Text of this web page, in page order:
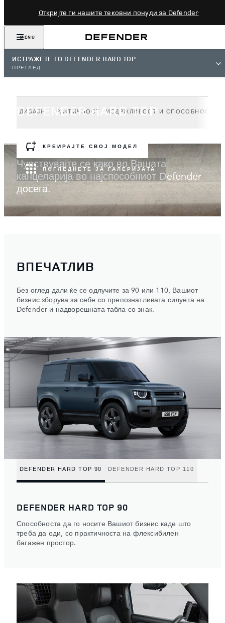
Откријте ги нашите тековни понуди за Defender
MENU
ИСТРАЖЕТЕ ГО DEFENDER HARD TOP
ПРЕГЛЕД
DEFENDER HARD TOP
КРЕИРАЈТЕ СВОЈ МОДЕЛ
ПОГЛЕДНЕТЕ ЈА ГАЛЕРИЈАТА
ДИЗАЈН ПРАКТИЧНОСТ ИЗДРЖЛИВОСТ И СПОСОБНОСТ
Чувствувајте се како во Вашата
канцеларија во најспособниот Defender
досега.
ВПЕЧАТЛИВ
Без оглед дали ќе се одлучите за 90 или 110, Вашиот
бизнис зборува за себе со препознатливата силуета на
Defender и надворешната табла со знак.
DEFENDER HARD TOP 90 DEFENDER HARD TOP 110
DEFENDER HARD TOP 90
Способноста да го носите Вашиот бизнис каде што
треба да оди, со практичноста на флексибилен
багажен простор.